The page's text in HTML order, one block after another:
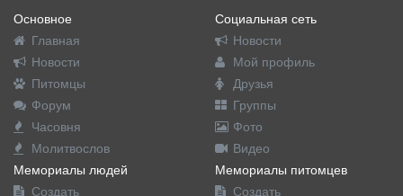
Основное
Главная
Новости
Питомцы
Форум
Часовня
Молитвослов
Социальная сеть
Новости
Мой профиль
Друзья
Группы
Фото
Видео
Мемориалы людей
Создать
Мемориалы питомцев
Создать